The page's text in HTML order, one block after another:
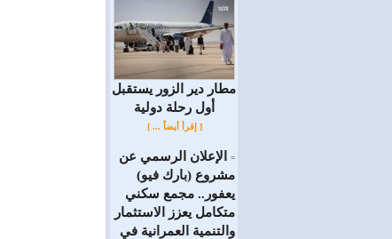
مطار دير الزور يستقبل
أول رحلة دولية
[ إقرأ أيضاً ... ]
=
الإعلان الرسمي عن
مشروع (بارك فيو)
يعفور.. مجمع سكني
متكامل يعزز الاستثمار
والتنمية العمرانية في